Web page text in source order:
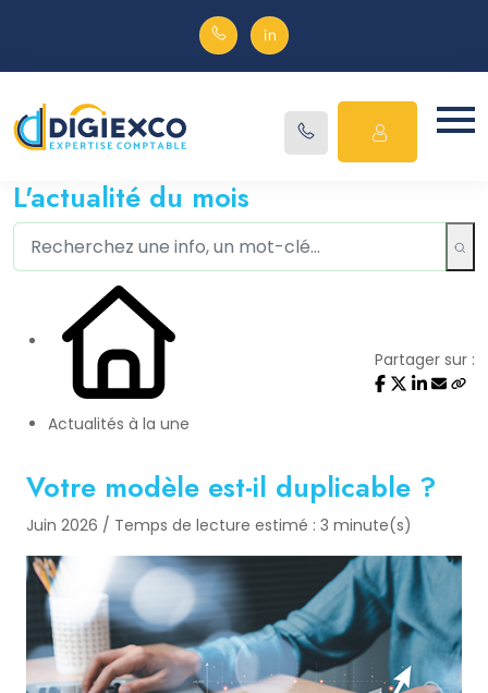
L'actualité du mois
Actualités à la une
Partager sur :
Votre modèle est-il duplicable ?
Juin 2026 / Temps de lecture estimé : 3 minute(s)